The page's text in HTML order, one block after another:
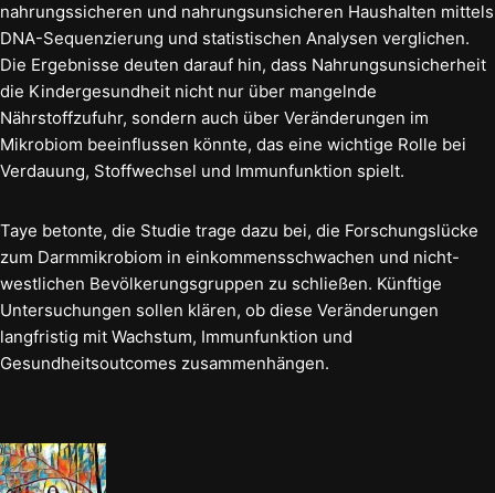
nahrungssicheren und nahrungsunsicheren Haushalten mittels
DNA-Sequenzierung und statistischen Analysen verglichen.
Die Ergebnisse deuten darauf hin, dass Nahrungsunsicherheit
die Kindergesundheit nicht nur über mangelnde
Nährstoffzufuhr, sondern auch über Veränderungen im
Mikrobiom beeinflussen könnte, das eine wichtige Rolle bei
Verdauung, Stoffwechsel und Immunfunktion spielt.
Taye betonte, die Studie trage dazu bei, die Forschungslücke
zum Darmmikrobiom in einkommensschwachen und nicht-
westlichen Bevölkerungsgruppen zu schließen. Künftige
Untersuchungen sollen klären, ob diese Veränderungen
langfristig mit Wachstum, Immunfunktion und
Gesundheitsoutcomes zusammenhängen.